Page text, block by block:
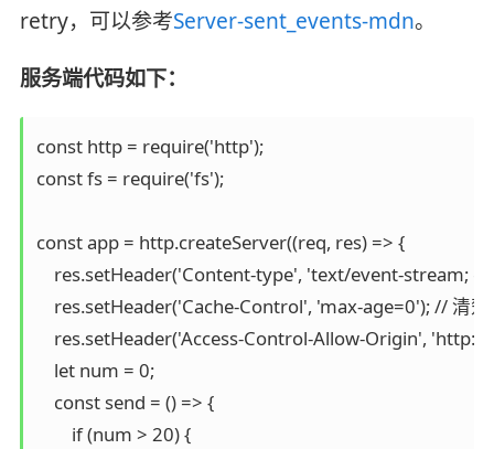
retry，可以参考Server-sent_events-mdn。
服务端代码如下：
const http = require('http');
const fs = require('fs');
const app = http.createServer((req, res) => {
res.setHeader('Content-type', 'text/event-stream;
res.setHeader('Cache-Control', 'max-age=0'); // 清楚
res.setHeader('Access-Control-Allow-Origin',
let num = 0;
const send = () => {
if (num > 20) {